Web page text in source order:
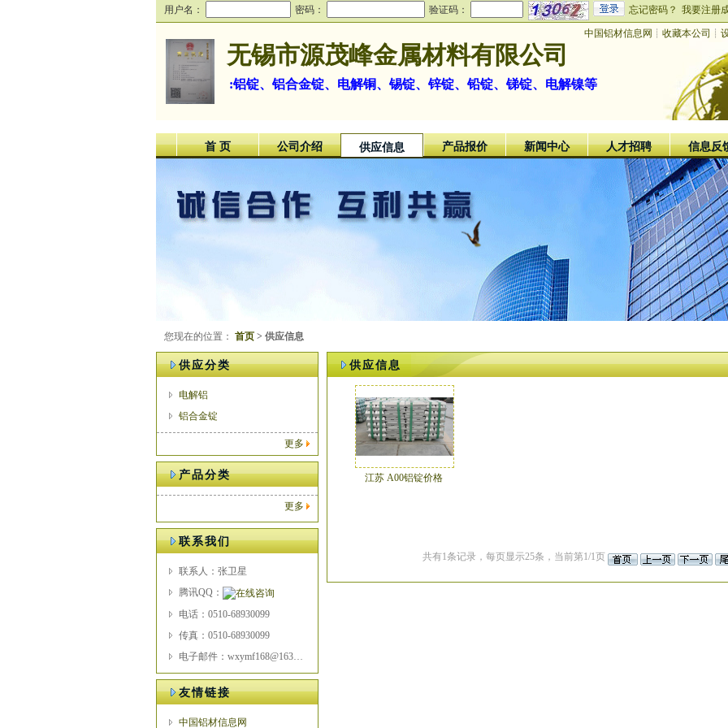
用户名： 密码： 验证码： 忘记密码？ 我要注册
中国铝材信息网 ┊ 收藏本公司 ┊
无锡市源茂峰金属材料有限公司
:铝锭、铝合金锭、电解铜、锡锭、锌锭、铅锭、锑锭、电解镍等
首 页 公司介绍 供应信息 产品报价 新闻中心 人才招聘 信息反
您现在的位置： 首页 > 供应信息
供应分类
电解铝
铝合金锭
更多
产品分类
更多
联系我们
联系人：张卫星
腾讯QQ：
电话：0510-68930099
传真：0510-68930099
电子邮件：wxymf168@163.com
友情链接
中国铝材信息网
供应信息
江苏 A00铝锭价格
共有1条记录，每页显示25条，当前第1/1页